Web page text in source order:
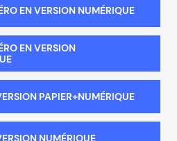
EN VERSION NUMÉRIQUE
EN VERSION
PAPIER+NUMÉRIQUE
NUMÉRIQUE